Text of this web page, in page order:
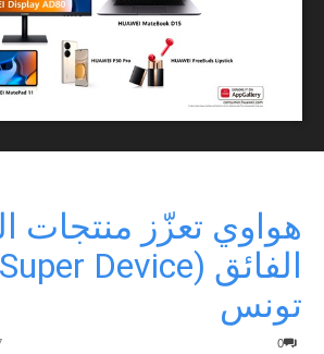
هواوي تعزّز منتجات
تونس
0